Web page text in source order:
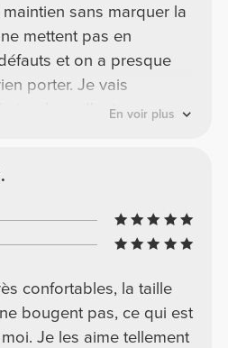
sans marquer la
mettent pas en
et on a presque
porter. Je vais
dans d'autresEn voir plus
confortables, la taille
bougent pas, ce qui est
Je les aime tellement